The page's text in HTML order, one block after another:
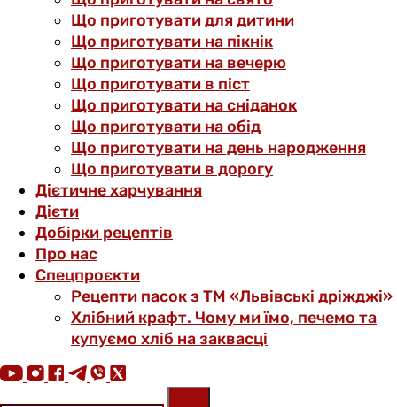
Що приготувати для дитини
Що приготувати на пікнік
Що приготувати на вечерю
Що приготувати в піст
Що приготувати на сніданок
Що приготувати на обід
Що приготувати на день народження
Що приготувати в дорогу
Дієтичне харчування
Дієти
Добірки рецептів
Про нас
Спецпроєкти
Рецепти пасок з ТМ «Львівські дріжджі»
Хлібний крафт. Чому ми їмо, печемо та
купуємо хліб на заквасці